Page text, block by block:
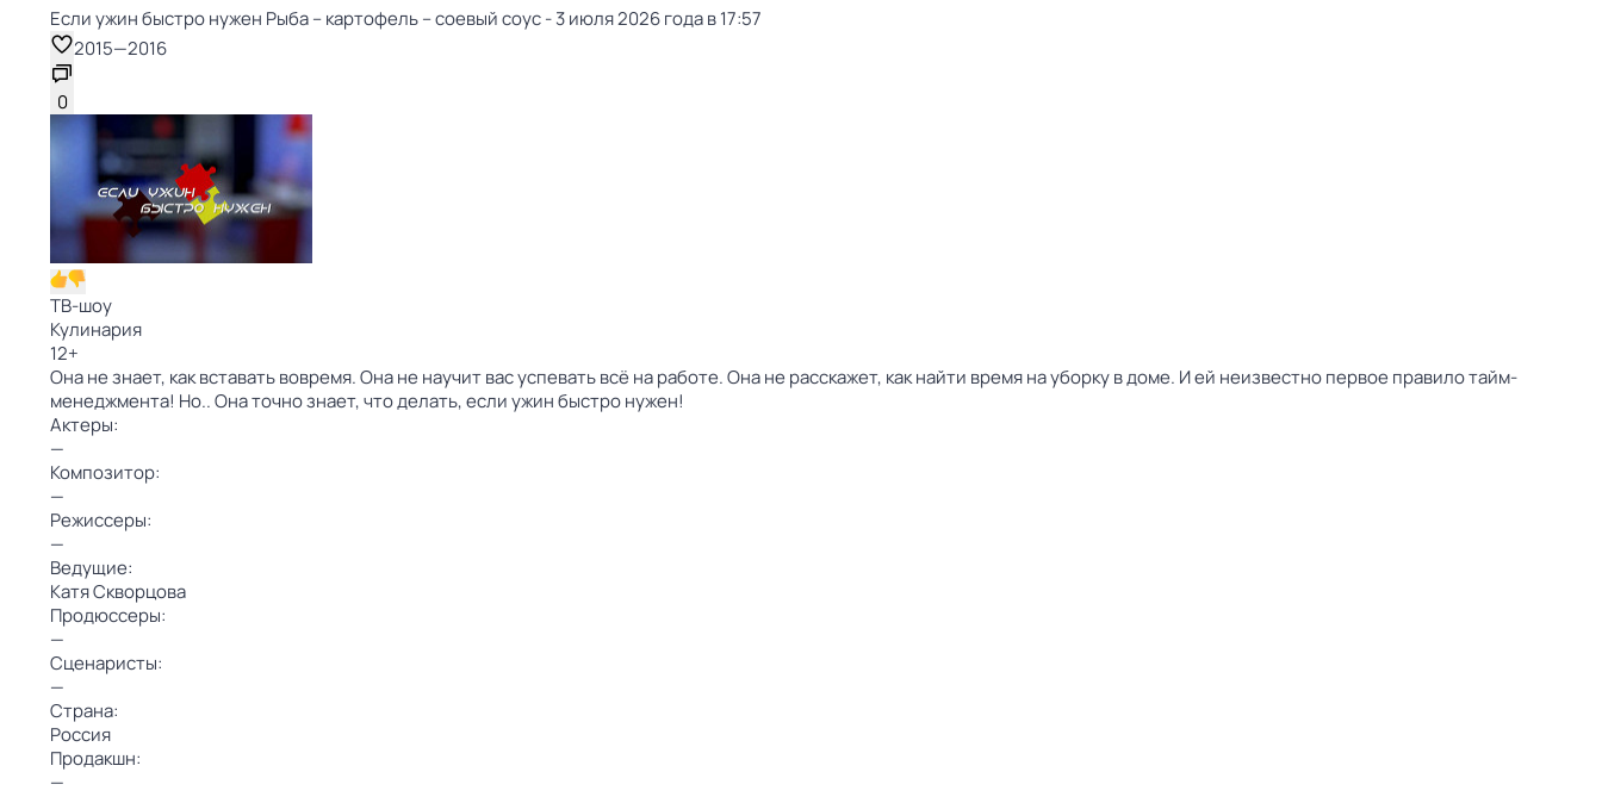
Если ужин быстро нужен Рыба – картофель – соевый соус - 3 июля 2026 года в 17:57
2015—2016
0
ТВ-шоу
Кулинария
12+
Она не знает, как вставать вовремя. Она не научит вас успевать всё на работе. Она не расскажет, как найти время на уборку в доме. И ей неизвестно первое правило тайм-
менеджмента! Но.. Она точно знает, что делать, если ужин быстро нужен!
Актеры:
—
Композитор:
—
Режиссеры:
—
Ведущие:
Катя Скворцова
Продюссеры:
—
Сценаристы:
—
Страна:
Россия
Продакшн:
—